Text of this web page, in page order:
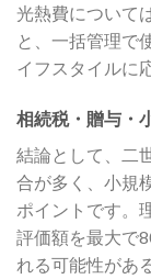
光熱費について
と、一括管理で
イフスタイルに
相続税・贈与・
結論として、二
合が多く、小規
ポイントです。
評価額を最大で
れる可能性があ